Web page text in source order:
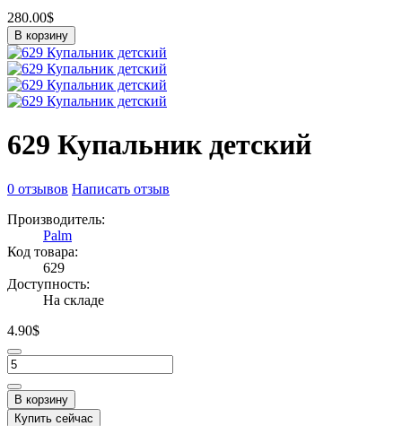
280.00$
В корзину
629 Купальник детский
0 отзывов Написать отзыв
Производитель:
Palm
Код товара:
629
Доступность:
На складе
4.90$
В корзину
Купить сейчас